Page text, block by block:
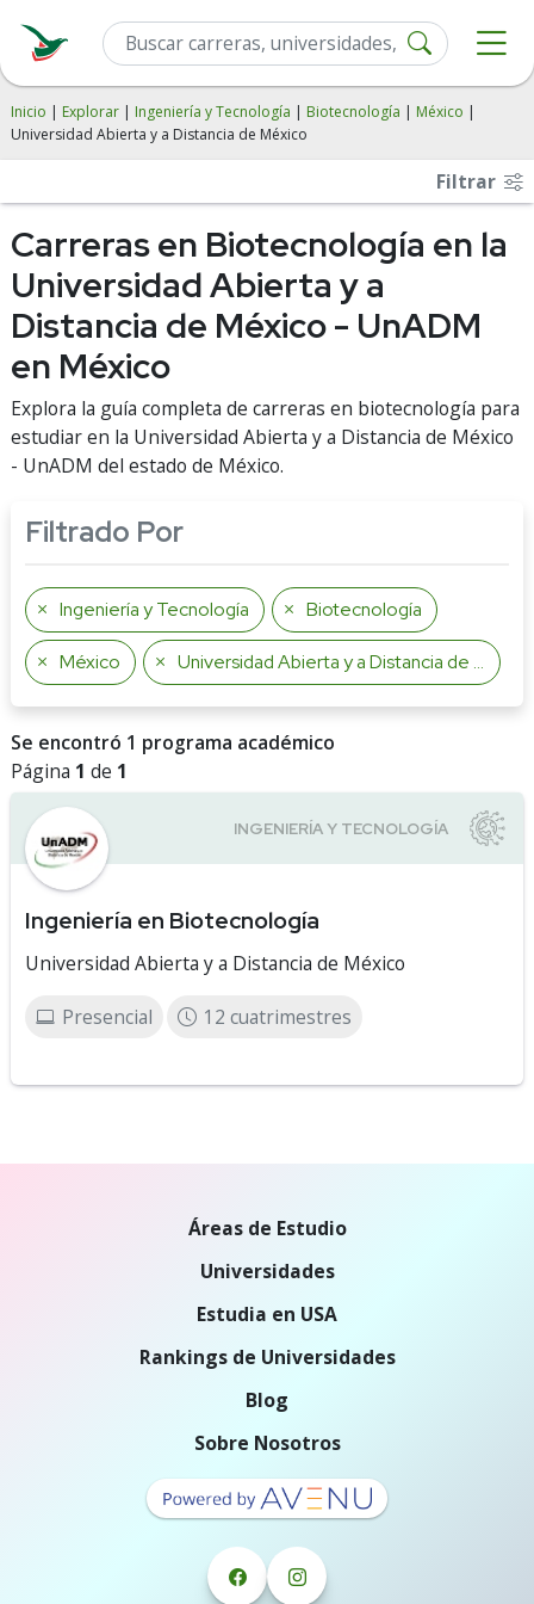
Inicio | Explorar | Ingeniería y Tecnología | Biotecnología | México |
Universidad Abierta y a Distancia de México
Filtrar
Carreras en Biotecnología en la
Universidad Abierta y a
Distancia de México - UnADM
en México
Explora la guía completa de carreras en biotecnología para
estudiar en la Universidad Abierta y a Distancia de México
- UnADM del estado de México.
Filtrado Por
Ingeniería y Tecnología Biotecnología
México Universidad Abierta y a Distancia de México
Se encontró 1 programa académico
Página 1 de 1
Ingeniería en Biotecnología
Universidad Abierta y a Distancia de México
Presencial 12 cuatrimestres
Áreas de Estudio
Universidades
Estudia en USA
Rankings de Universidades
Blog
Sobre Nosotros